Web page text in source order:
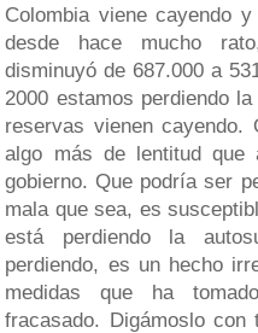
Colombia viene cayendo
desde hace mucho
disminuyó de 687.000 a
2000 estamos perdiendo
reservas vienen cayendo.
algo más de lentitud que
gobierno. Que podría ser
mala que sea, es
está perdiendo la
perdiendo, es un hecho
medidas que ha
fracasado. Digámoslo